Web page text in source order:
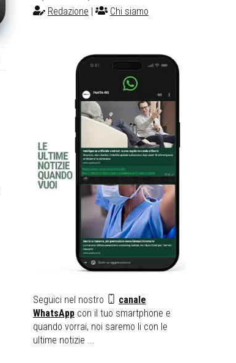
Redazione
Chi siamo
Seguici nel nostro
canale
WhatsAppcon il tuo smartphone e
quando vorrai, noi saremo li con le
ultime notizie ...